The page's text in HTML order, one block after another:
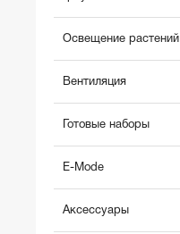
Освещение растений
Вентиляция
Готовые наборы
E-Mode
Аксессуары